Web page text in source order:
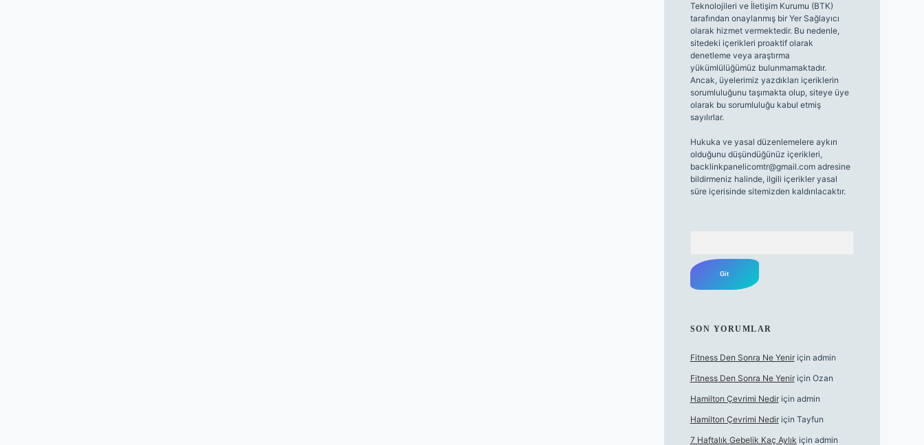
Teknolojileri ve İletişim Kurumu (BTK)
tarafından onaylanmış bir Yer Sağlayıcı
olarak hizmet vermektedir. Bu nedenle,
sitedeki içerikleri proaktif olarak
denetleme veya araştırma
yükümlülüğümüz bulunmamaktadır.
Ancak, üyelerimiz yazdıkları içeriklerin
sorumluluğunu taşımakta olup, siteye üye
olarak bu sorumluluğu kabul etmiş
sayılırlar.
Hukuka ve yasal düzenlemelere aykırı
olduğunu düşündüğünüz içerikleri,
backlinkpanelicomtr@gmail.comadresine
bildirmeniz halinde, ilgili içerikler yasal
süre içerisinde sitemizden kaldırılacaktır.
SON YORUMLAR
Fitness Den Sonra Ne Yeniriçin admin
Fitness Den Sonra Ne Yeniriçin Ozan
Hamilton Çevrimi Nediriçin admin
Hamilton Çevrimi Nediriçin Tayfun
7 Haftalık Gebelik Kaç Aylık için admin